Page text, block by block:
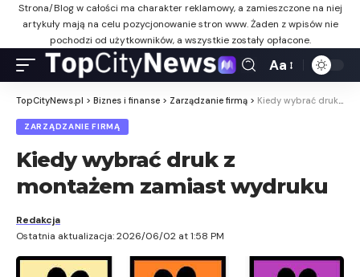
Strona/Blog w całości ma charakter reklamowy, a zamieszczone na niej
artykuły mają na celu pozycjonowanie stron www. Żaden z wpisów nie
pochodzi od użytkowników, a wszystkie zostały opłacone.
Aa
TopCityNews.pl > Biznes i finanse > Zarządzanie firmą > Kiedy wybrać druk z montażem zamiast wydruku
ZARZĄDZANIE FIRMĄ
Kiedy wybrać druk z
montażem zamiast wydruku
Ostatnia aktualizacja: 2026/06/02 at 1:58 PM
Redakcja